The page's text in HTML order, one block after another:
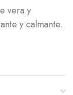
vera y
y calmante.